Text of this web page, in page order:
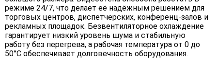
режиме 24/7, что делает её надёжным решением для
торговых центров, диспетчерских, конференц-залов и
рекламных площадок. Безвентиляторное охлаждение
гарантирует низкий уровень шума и стабильную
работу без перегрева, а рабочая температура от 0 до
50°C обеспечивает долговечность оборудования.